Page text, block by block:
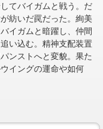
てバイガムと戦う。だ
紡いだ罠だった。絢美
イガムと暗躍し、仲間
い込む。精神支配装置
ンストへと変貌。果た
イングの運命や如何